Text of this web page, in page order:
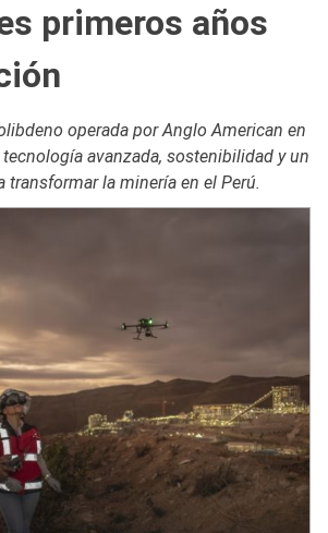
primeros años
operada por Anglo American en
avanzada, sostenibilidad y un
transformar la minería en el Perú.